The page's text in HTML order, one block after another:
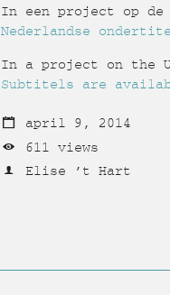
In een project op
Nederlandse
In a project on the
Subtitels are
april 9, 2014
611 views
Elise ’t Hart